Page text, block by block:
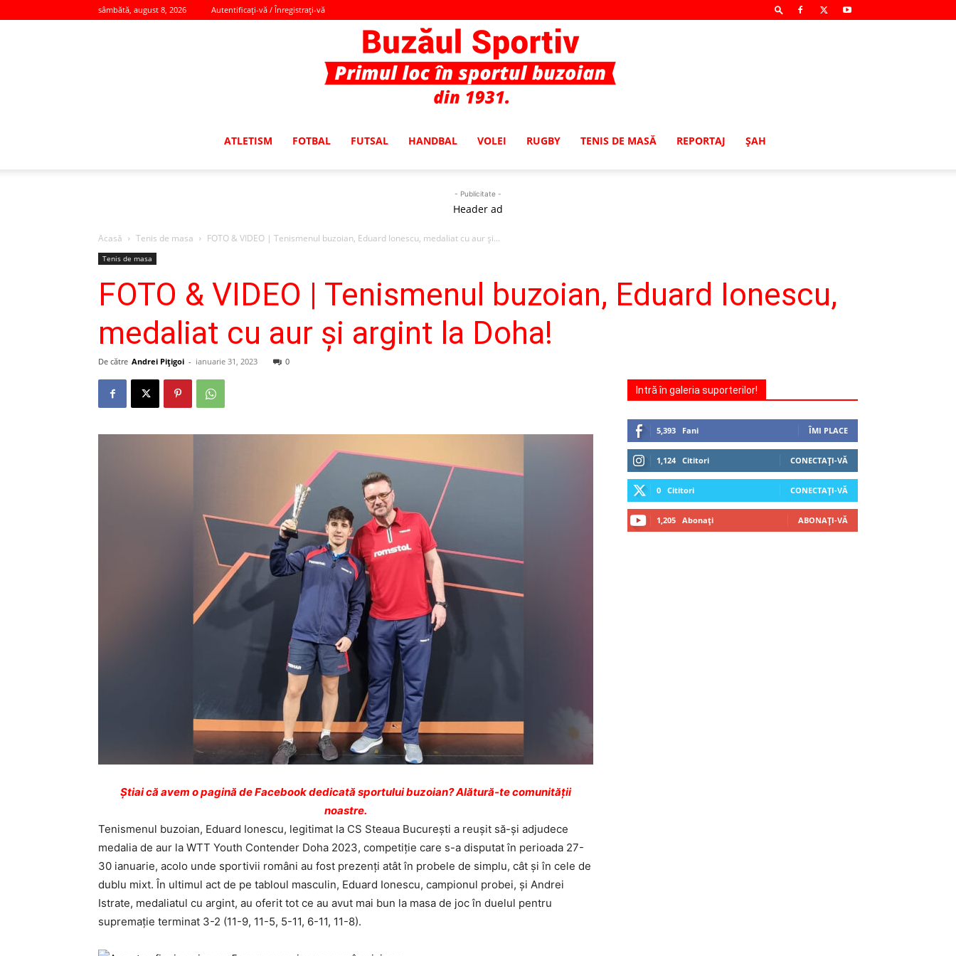
sâmbătă, august 8, 2026 Autentificați-vă / Înregistrați-vă
Sportiv
ATLETISM FOTBAL FUTSAL HANDBAL VOLEI RUGBY TENIS DE MASĂ REPORTAJ ŞAH
- Publicitate -
Header ad
Acasă Tenis de masa FOTO & VIDEO | Tenismenul buzoian, Eduard Ionescu, medaliat cu aur şi...
Tenis de masa
FOTO & VIDEO | Tenismenul buzoian, Eduard Ionescu,
medaliat cu aur şi argint la Doha!
De către Andrei Pițigoi - ianuarie 31, 2023 0
Ştiai că avem o pagină de Facebook dedicată sportului buzoian? Alătură-te comunității
noastre.
Tenismenul buzoian, Eduard Ionescu, legitimat la CS Steaua Bucureşti a reuşit să-şi adjudece
medalia de aur la WTT Youth Contender Doha 2023, competiţie care s-a disputat în perioada 27-
30 ianuarie, acolo unde sportivii români au fost prezenţi atât în probele de simplu, cât şi în cele de
dublu mixt. În ultimul act de pe tabloul masculin, Eduard Ionescu, campionul probei, și Andrei
Istrate, medaliatul cu argint, au oferit tot ce au avut mai bun la masa de joc în duelul pentru
supremație terminat 3-2 (11-9, 11-5, 5-11, 6-11, 11-8).
Intră în galeria suporterilor!
5,393 Fani ÎMI PLACE
1,124 Cititori CONECTAȚI-VĂ
0 Cititori CONECTAȚI-VĂ
1,205 Abonați ABONAȚI-VĂ